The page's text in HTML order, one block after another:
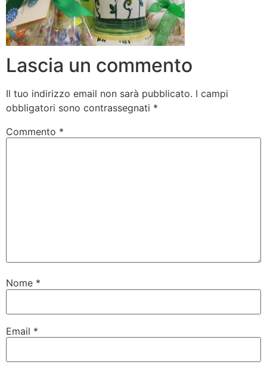
Lascia un commento
Il tuo indirizzo email non sarà pubblicato. I campi
obbligatori sono contrassegnati *
Commento *
Nome *
Email *